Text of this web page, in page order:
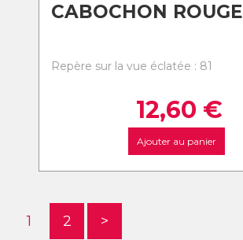
CABOCHON ROUGE
Repère sur la vue éclatée : 81
12,60 €
Ajouter au panier
1 2 >